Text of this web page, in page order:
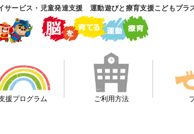
サービス・児童発達支援 運動遊びと療育支援こどもプラ
援プログラム ご利用方法